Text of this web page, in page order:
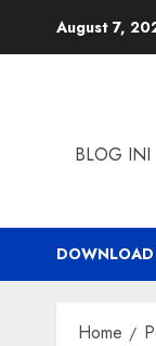
August 7,
BLOG INI
Home